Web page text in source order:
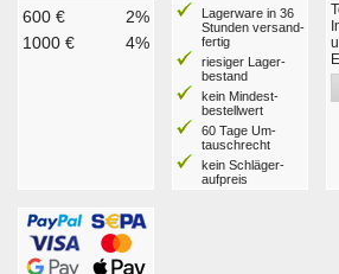
600 €
2%
1000 €
4%
Lagerware in 36
Stunden ver­sand­
fertig
riesiger Lager­
bestand
kein Mindest­
bestell­wert
60 Tage Um­
tausch­recht
kein Schläger­
aufpreis